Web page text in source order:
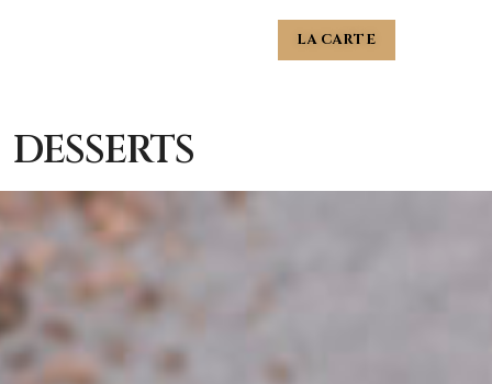
LA CARTE
DESSERTS